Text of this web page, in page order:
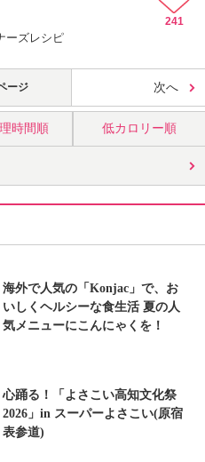
ーズレシピ
241
ージ 次へ
時間順 低カロリー順
海外で人気の「Konjac」で、お
いしくヘルシーな食生活 夏の人
気メニューにこんにゃくを！
心踊る！「よさこい高知文化祭
2026」in スーパーよさこい(原宿
表参道)